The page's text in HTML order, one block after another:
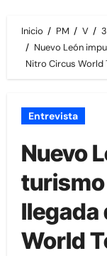
Inicio PM V
Nuevo León
Nitro Circus World
Entrevista
Nuevo
llegada
World